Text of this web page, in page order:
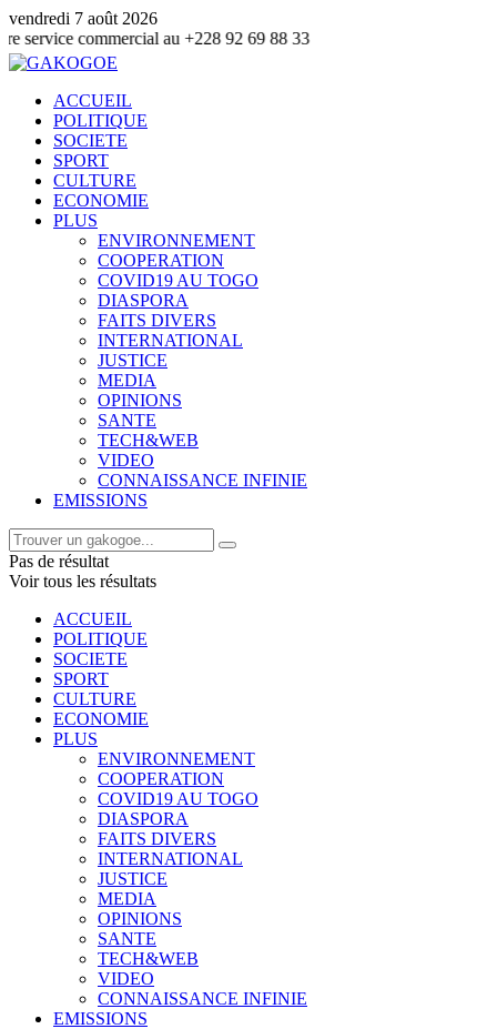
vendredi 7 août 2026
au +228 92 69 88 33
ACCUEIL
POLITIQUE
SOCIETE
SPORT
CULTURE
ECONOMIE
PLUS
ENVIRONNEMENT
COOPERATION
COVID19 AU TOGO
DIASPORA
FAITS DIVERS
INTERNATIONAL
JUSTICE
MEDIA
OPINIONS
SANTE
TECH&WEB
VIDEO
CONNAISSANCE INFINIE
EMISSIONS
Pas de résultat
Voir tous les résultats
ACCUEIL
POLITIQUE
SOCIETE
SPORT
CULTURE
ECONOMIE
PLUS
ENVIRONNEMENT
COOPERATION
COVID19 AU TOGO
DIASPORA
FAITS DIVERS
INTERNATIONAL
JUSTICE
MEDIA
OPINIONS
SANTE
TECH&WEB
VIDEO
CONNAISSANCE INFINIE
EMISSIONS